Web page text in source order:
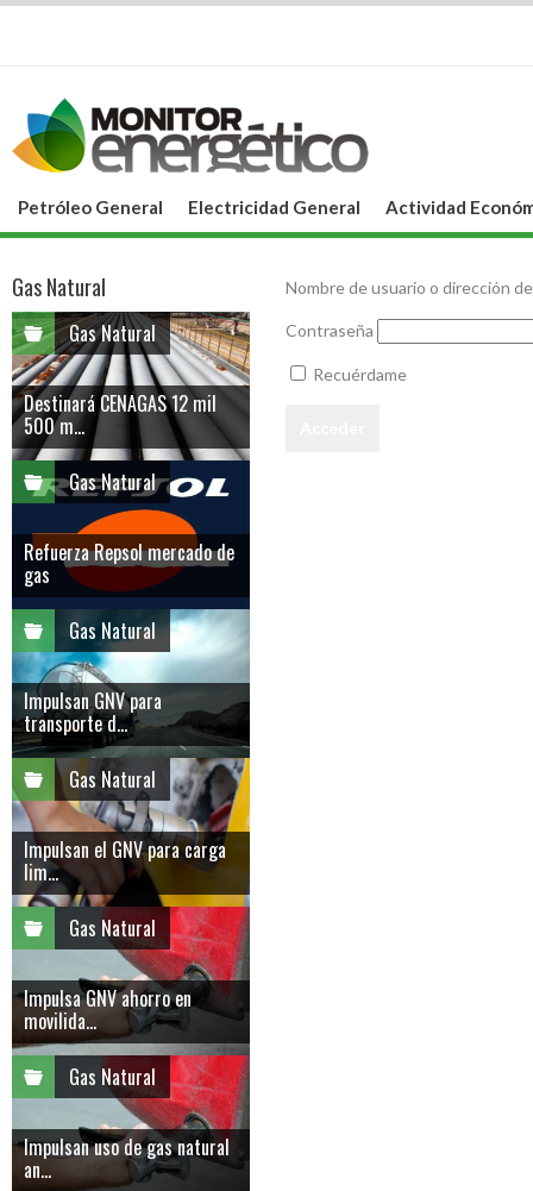
Petróleo General Electricidad General Actividad
Nombre de usuario o dirección
Contraseña
Recuérdame
Gas Natural
Gas Natural
Destinará CENAGAS 12 mil
500 m...
Gas Natural
Refuerza Repsol mercado de
gas
Gas Natural
Impulsan GNV para
transporte d...
Gas Natural
Impulsan el GNV para carga
lim...
Gas Natural
Impulsa GNV ahorro en
movilida...
Gas Natural
Impulsan uso de gas natural
an...